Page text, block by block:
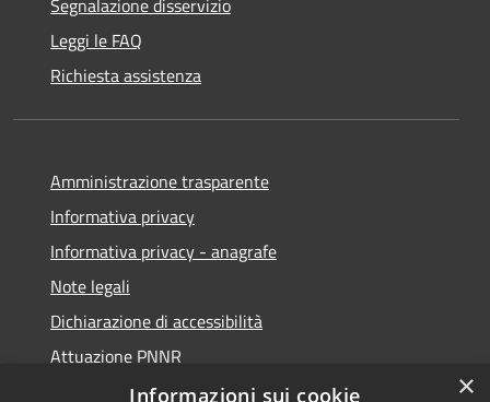
Segnalazione disservizio
Leggi le FAQ
Richiesta assistenza
Amministrazione trasparente
Informativa privacy
Informativa privacy - anagrafe
Note legali
Dichiarazione di accessibilità
Attuazione PNNR
Whistleblowing
×
Informazioni sui cookie